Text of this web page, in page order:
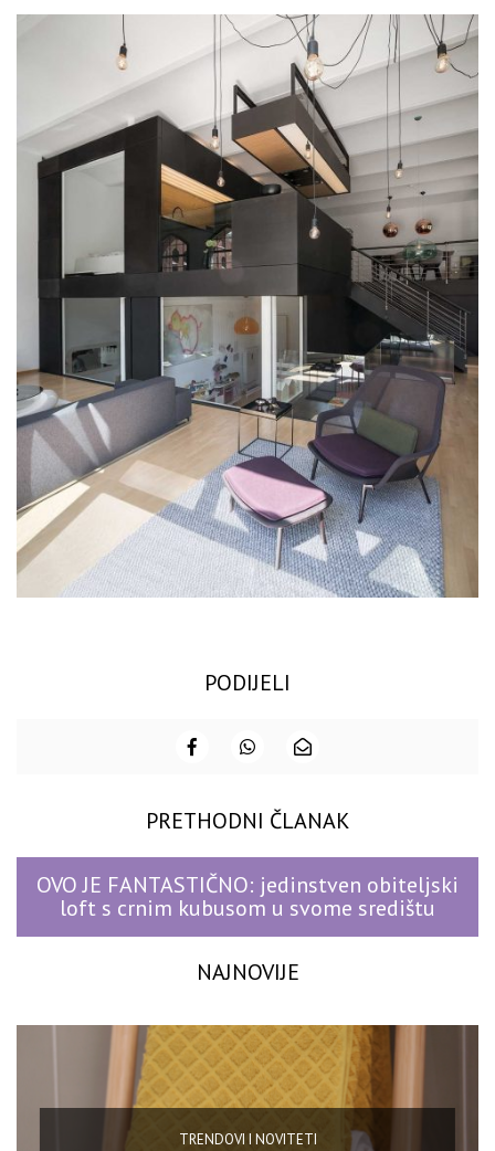
PODIJELI
PRETHODNI ČLANAK
OVO JE FANTASTIČNO: jedinstven obiteljski
loft s crnim kubusom u svome središtu
NAJNOVIJE
TRENDOVI I NOVITETI